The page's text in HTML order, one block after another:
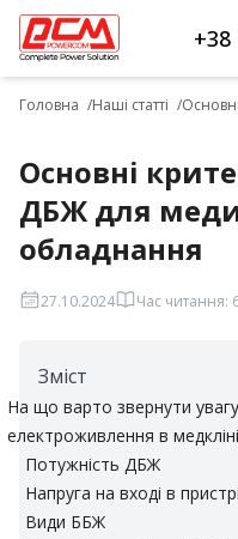
+38
Головна Наші статті
Основні
ДБЖ для
обладнання
27.10.2024 Час читання:
Зміст
На що варто звернути увагу
електроживлення в
Потужність ДБЖ
Напруга на вході в
Види ББЖ